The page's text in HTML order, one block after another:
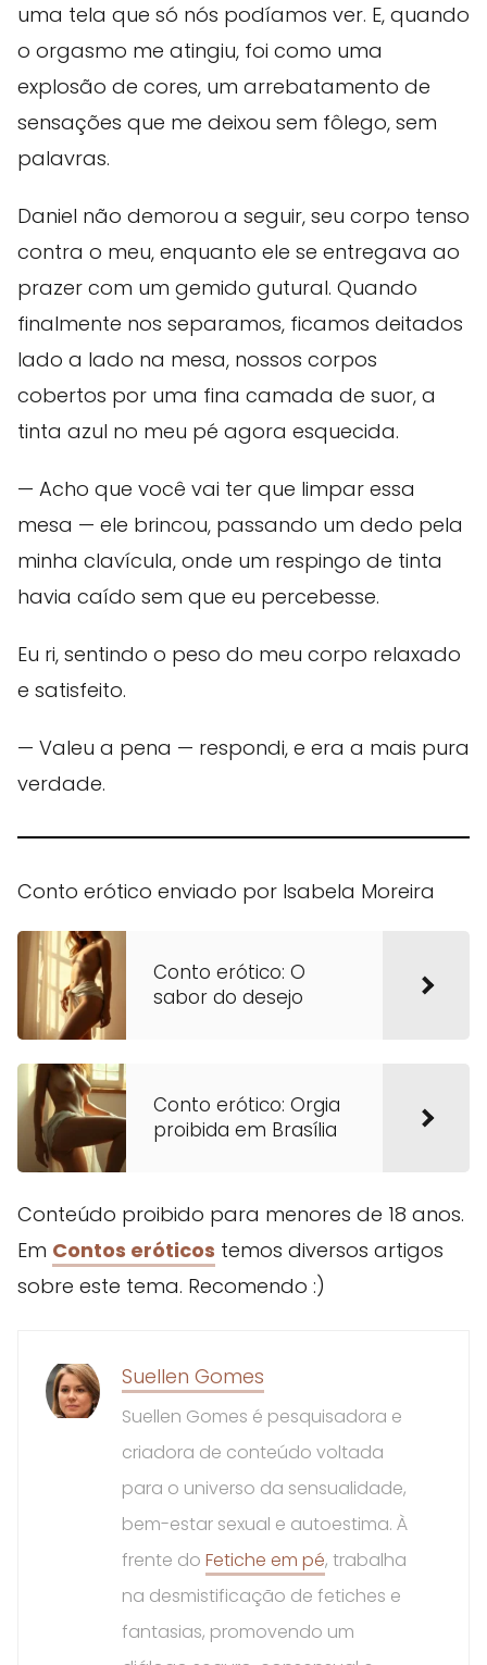
uma tela que só nós podíamos ver. E, quando
o orgasmo me atingiu, foi como uma
explosão de cores, um arrebatamento de
sensações que me deixou sem fôlego, sem
palavras.
Daniel não demorou a seguir, seu corpo tenso
contra o meu, enquanto ele se entregava ao
prazer com um gemido gutural. Quando
finalmente nos separamos, ficamos deitados
lado a lado na mesa, nossos corpos
cobertos por uma fina camada de suor, a
tinta azul no meu pé agora esquecida.
— Acho que você vai ter que limpar essa
mesa — ele brincou, passando um dedo pela
minha clavícula, onde um respingo de tinta
havia caído sem que eu percebesse.
Eu ri, sentindo o peso do meu corpo relaxado
e satisfeito.
— Valeu a pena — respondi, e era a mais pura
verdade.
Conto erótico enviado por Isabela Moreira
Conto erótico: O
sabor do desejo
Conto erótico: Orgia
proibida em Brasília
Conteúdo proibido para menores de 18 anos.
Em Contos eróticos temos diversos artigos
sobre este tema. Recomendo :)
Suellen Gomes
Suellen Gomes é pesquisadora e
criadora de conteúdo voltada
para o universo da sensualidade,
bem-estar sexual e autoestima. À
frente do Fetiche em pé, trabalha
na desmistificação de fetiches e
fantasias, promovendo um